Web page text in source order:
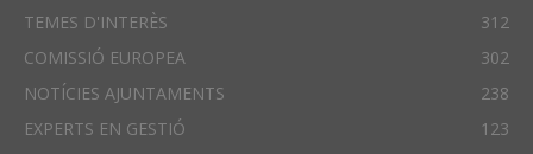
TEMES D'INTERÈS
312
COMISSIÓ EUROPEA
302
NOTÍCIES AJUNTAMENTS
238
EXPERTS EN GESTIÓ
123